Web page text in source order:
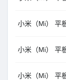
小米（Mi） 平
小米（Mi） 平
小米（Mi） 平